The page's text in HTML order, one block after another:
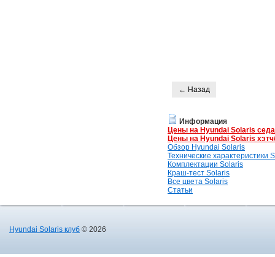
← Назад
Информация
Цены на Hyundai Solaris
Цены на Hyundai Solaris
Обзор Hyundai Solaris
Технические характеристики
Комплектации Solaris
Краш-тест Solaris
Все цвета Solaris
Статьи
Hyundai Solaris клуб © 2026